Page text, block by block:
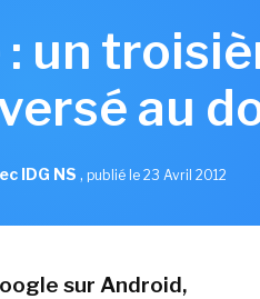
un
au
IDG NS , publié le 23 Avril 2012
sur Android,